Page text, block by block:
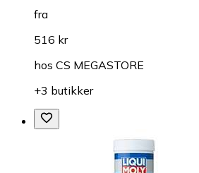
fra
516 kr
hos CS MEGASTORE
+3 butikker